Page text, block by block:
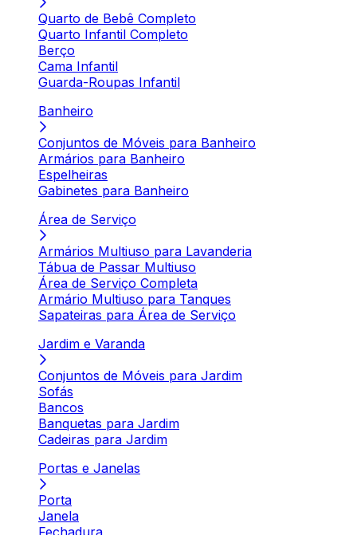
Quarto de Bebê Completo
Quarto Infantil Completo
Berço
Cama Infantil
Guarda-Roupas Infantil
Banheiro
Conjuntos de Móveis para Banheiro
Armários para Banheiro
Espelheiras
Gabinetes para Banheiro
Área de Serviço
Armários Multiuso para Lavanderia
Tábua de Passar Multiuso
Área de Serviço Completa
Armário Multiuso para Tanques
Sapateiras para Área de Serviço
Jardim e Varanda
Conjuntos de Móveis para Jardim
Sofás
Bancos
Banquetas para Jardim
Cadeiras para Jardim
Portas e Janelas
Porta
Janela
Fechadura